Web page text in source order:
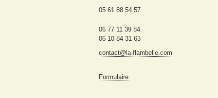
05 61 88 54 57
06 77 11 39 84
06 10 84 31 63
contact@la-flambelle.com
Formulaire